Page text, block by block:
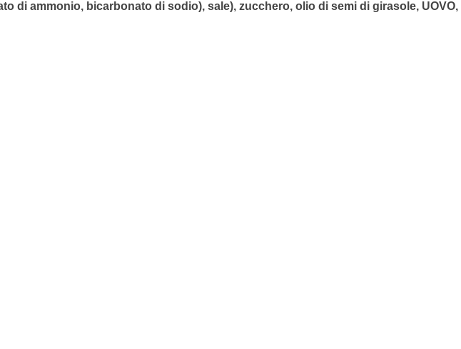
di ammonio, bicarbonato di sodio), sale), zucchero, olio di semi di girasole, UOVO,